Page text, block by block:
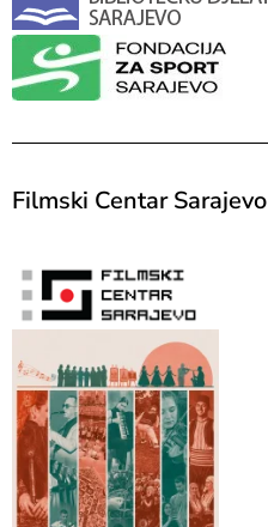
Filmski Centar Sarajevo